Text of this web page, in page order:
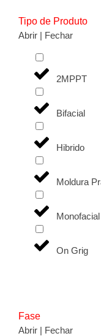
Tipo de Produto
Abrir | Fechar
2MPPT
Bifacial
Hibrido
Moldura
Monofacial
On Grig
Fase
Abrir | Fechar